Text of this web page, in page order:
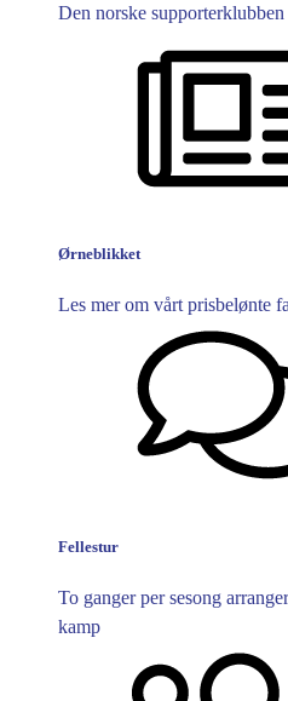
Den norske
Ørneblikket
Les mer om vårt prisbelønte
Fellestur
To ganger per sesong
kamp